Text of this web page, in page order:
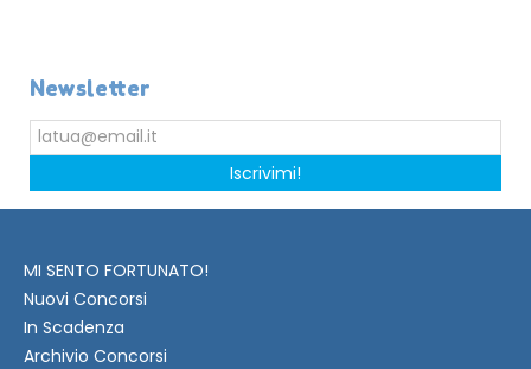
Newsletter
Iscrivimi!
MI SENTO FORTUNATO!
Nuovi Concorsi
In Scadenza
Archivio Concorsi